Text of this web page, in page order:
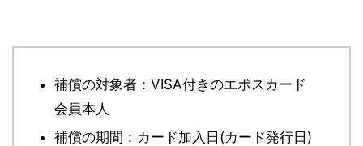
補償の対象者：VISA付きのエポスカード
会員本人
補償の期間：カード加入日(カード発行日)